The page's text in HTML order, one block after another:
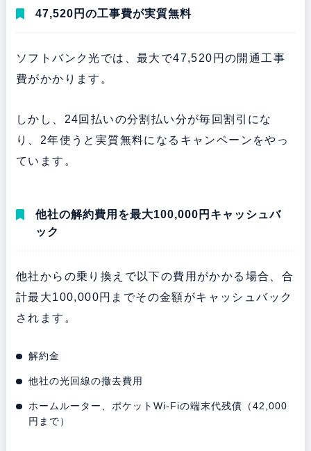
47,520円の工事費が実質無料
ソフトバンク光では、最大で47,520円の開通工事
費がかかります。
しかし、24回払いの分割払い分が毎回割引にな
り、2年使うと実質無料になるキャンペーンをやっ
ています。
他社の解約費用を最大100,000円キャッシュバ
ック
他社からの乗り換えで以下の費用がかかる場合、合
計最大100,000円までその金額がキャッシュバック
されます。
解約金
他社の光回線の撤去費用
ホームルーター、ポケットWi-Fiの端末代残債（42,000
円まで）